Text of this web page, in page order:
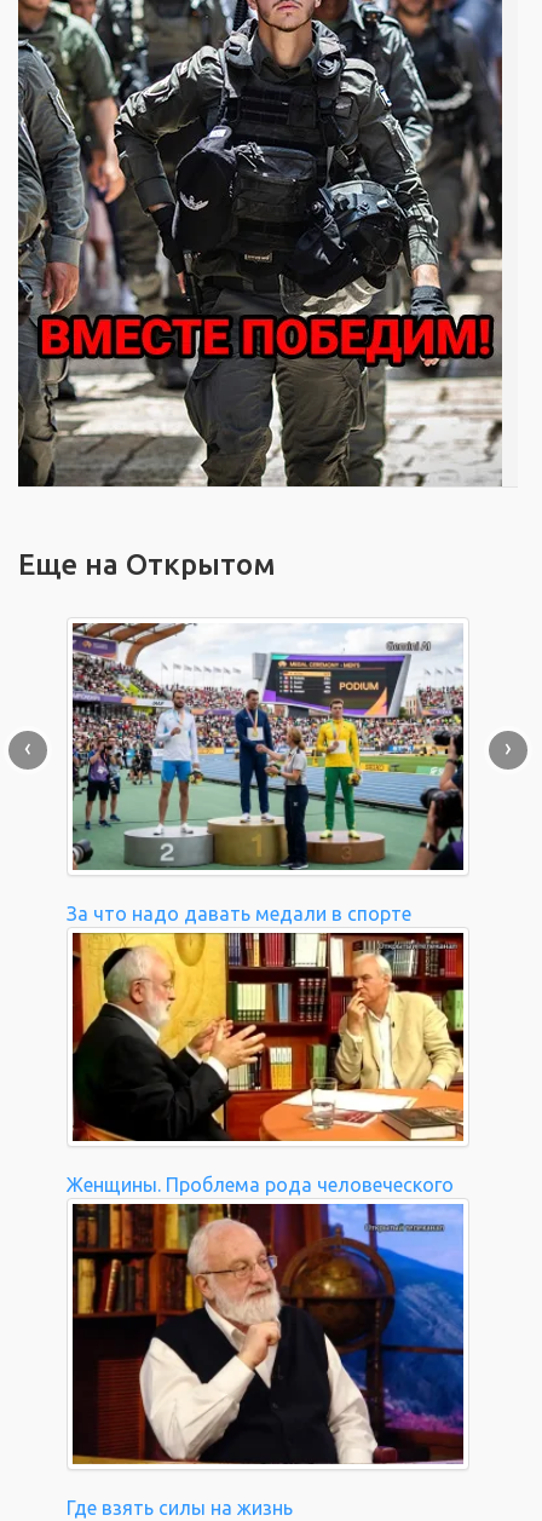
Еще на Открытом
За что надо давать медали в спорте
Женщины. Проблема рода человеческого
Где взять силы на жизнь
‹ ›